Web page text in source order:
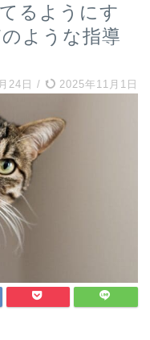
るようにす
ような指導
24日 / 2025年11月1日